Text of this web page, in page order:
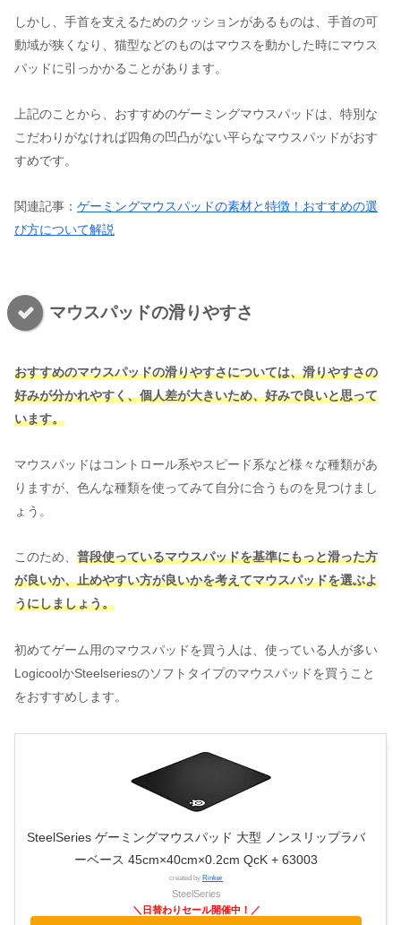
しかし、手首を支えるためのクッションがあるものは、手首の可
動域が狭くなり、猫型などのものはマウスを動かした時にマウス
パッドに引っかかることがあります。
上記のことから、おすすめのゲーミングマウスパッドは、特別な
こだわりがなければ四角の凹凸がない平らなマウスパッドがおす
すめです。
関連記事： ゲーミングマウスパッドの素材と特徴！おすすめの選
び方について解説
マウスパッドの滑りやすさ
おすすめのマウスパッドの滑りやすさについては、滑りやすさの
好みが分かれやすく、個人差が大きいため、好みで良いと思って
います。
マウスパッドはコントロール系やスピード系など様々な種類があ
りますが、色んな種類を使ってみて自分に合うものを見つけまし
ょう。
このため、 普段使っているマウスパッドを基準にもっと滑った方
が良いか、止めやすい方が良いかを考えてマウスパッドを選ぶよ
うにしましょう。
初めてゲーム用のマウスパッドを買う人は、使っている人が多い
LogicoolかSteelseriesのソフトタイプのマウスパッドを買うこと
をおすすめします。
SteelSeries ゲーミングマウスパッド 大型 ノンスリップラバ
ーベース 45cm×40cm×0.2cm QcK + 63003
created by Rinker
SteelSeries